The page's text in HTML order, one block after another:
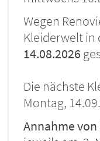
Wegen
Kleiderwelt in
14.08.2026
Die nächste
Montag,
Annahme